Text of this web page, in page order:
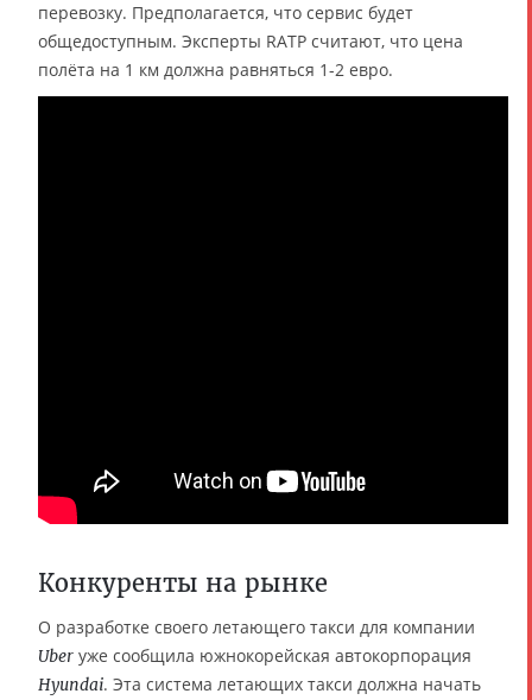
перевозку. Предполагается, что сервис будет
общедоступным. Эксперты RATP считают, что цена
полёта на 1 км должна равняться 1-2 евро.
Конкуренты на рынке
О разработке своего летающего такси для компании
Uber уже сообщила южнокорейская автокорпорация
Hyundai. Эта система летающих такси должна начать